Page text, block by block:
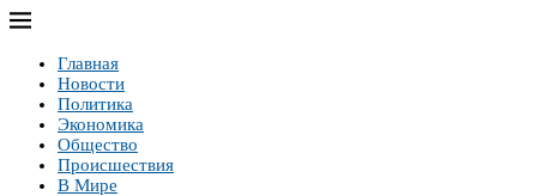
Главная
Новости
Политика
Экономика
Общество
Происшествия
В Мире